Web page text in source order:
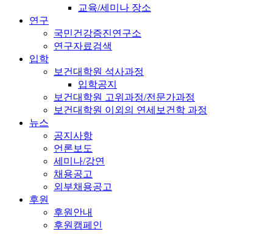
교육/세미나 장소
연구
국민건강증진연구소
연구자료검색
입학
보건대학원 석사과정
입학공지
보건대학원 고위과정/전문가과정
보건대학원 이외의 연세보건학 과정
뉴스
공지사항
언론보도
세미나/강연
채용공고
외부채용공고
후원
후원안내
후원캠페인